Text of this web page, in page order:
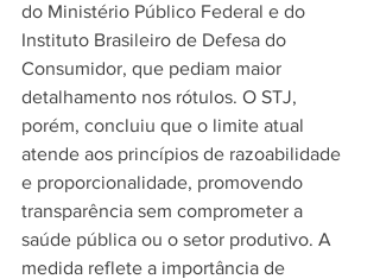
do Ministério Público Federal e do
Instituto Brasileiro de Defesa do
Consumidor, que pediam maior
detalhamento nos rótulos. O STJ,
porém, concluiu que o limite atual
atende aos princípios de razoabilidade
e proporcionalidade, promovendo
transparência sem comprometer a
saúde pública ou o setor produtivo. A
medida reflete a importância de